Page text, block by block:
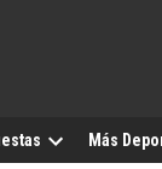
Más